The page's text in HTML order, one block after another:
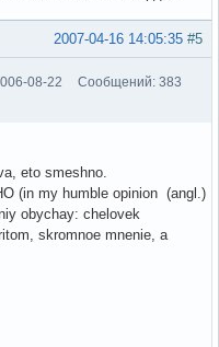
#5
2007-04-16 14:05:35
08-22
Сообщений: 383
eto smeshno.
(in my humble opinion (angl.)
obychay: chelovek
skromnoe mnenie, a